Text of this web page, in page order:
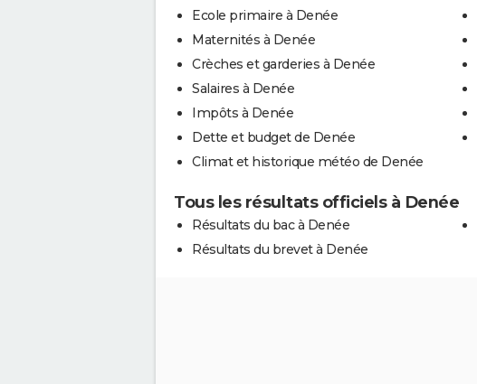
Ecole primaire à Denée
Maternités à Denée
Crèches et garderies à Denée
Salaires à Denée
Impôts à Denée
Dette et budget de Denée
Climat et historique météo de Denée
Tous les résultats officiels à Denée
Résultats du bac à Denée
Résultats du brevet à Denée